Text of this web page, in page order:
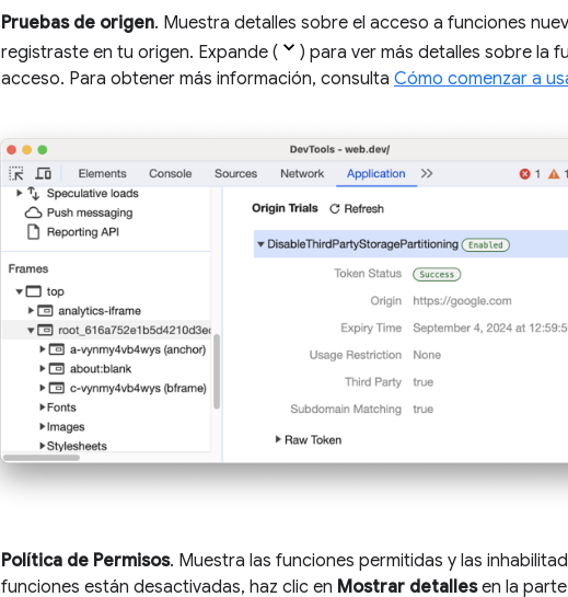
Pruebas de origen. Muestra detalles sobre el acceso a funciones
registraste en tu origen. Expande (
) para ver más detalles sobre la
acceso. Para obtener más información, consulta Cómo comenzar a
Política de Permisos. Muestra las funciones permitidas y las
funciones están desactivadas, haz clic en Mostrar detallesen la